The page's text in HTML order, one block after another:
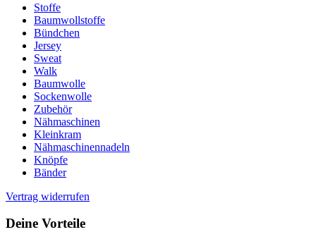
Stoffe
Baumwollstoffe
Bündchen
Jersey
Sweat
Walk
Baumwolle
Sockenwolle
Zubehör
Nähmaschinen
Kleinkram
Nähmaschinennadeln
Knöpfe
Bänder
Vertrag widerrufen
Deine Vorteile